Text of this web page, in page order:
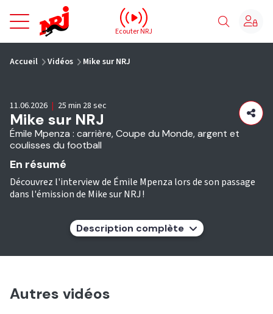
NRJ - Accueil
Ecouter NRJ
Accueil Vidéos Mike sur NRJ
Mike sur NRJ
Émile Mpenza : carrière, Coupe du Monde, argent et
coulisses du football
11.06.2026 | 25 min 28 sec
En résumé
Découvrez l'interview de Émile Mpenza lors de son passage
dans l'émission de Mike sur NRJ !
Description complète
Autres vidéos